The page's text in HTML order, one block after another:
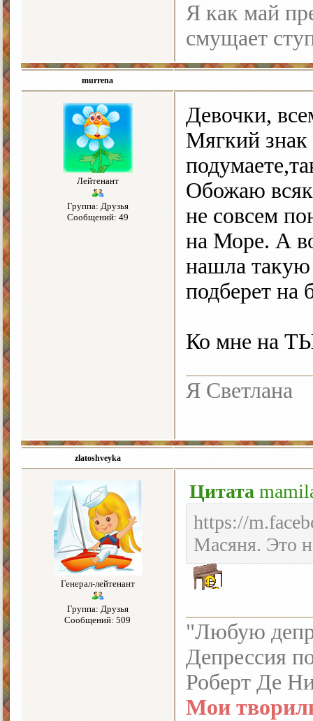
Я как май
смущает
murrena
Лейтенант
Группа: Друзья
Сообщений: 49
Девочки,
Мягкий знак
Обожаю
не совсем
на Море. А
нашла
подберет на
Ко мне на
Я Светлана
zlatoshveyka
Генерал-лейтенант
Группа: Друзья
Сообщений: 509
Цитата
https://
Масяня. Это
"Любую
Депрессия
Роберт Де
Мои